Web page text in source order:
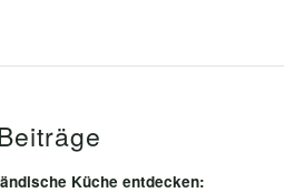
Küche entdecken: